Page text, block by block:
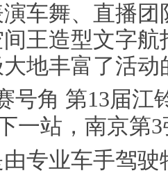
车舞、直播
王造型文字
地丰富了活
专业车手驾